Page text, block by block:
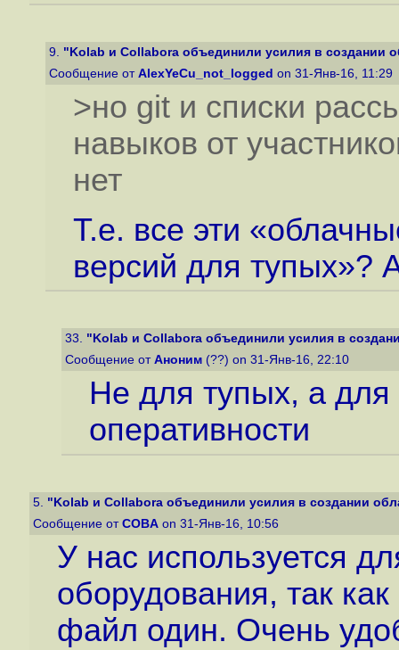
9. "Kolab и Collabora объединили усилия в создании
Сообщение от AlexYeCu_not_logged on 31-Янв-16, 11:29
>но git и списки
навыков от
нет
Т.е. все эти
версий для
33. "Kolab и Collabora объединили усилия в
Сообщение от Аноним (??) on 31-Янв-16, 22:10
Не для тупых, а
оперативности
5. "Kolab и Collabora объединили усилия в создании
Сообщение от COBA on 31-Янв-16, 10:56
У нас используется
оборудования, так
файл один. Очень